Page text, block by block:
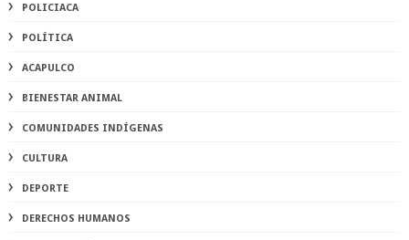
POLICIACA
POLÍTICA
ACAPULCO
BIENESTAR ANIMAL
COMUNIDADES INDÍGENAS
CULTURA
DEPORTE
DERECHOS HUMANOS